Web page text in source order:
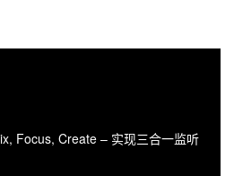
Focus, Create – 实现三合一监听